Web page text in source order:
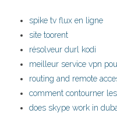
spike tv flux en ligne
site toorent
résolveur durl kodi
meilleur service vpn
routing and remote
comment contourner
does skype work in